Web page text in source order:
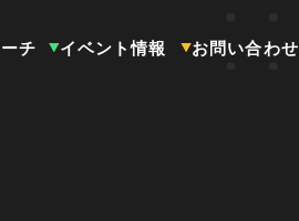
チ イベント情報 お問い合わせ